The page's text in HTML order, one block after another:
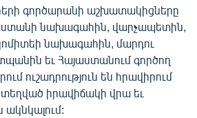
գործարանի աշխատակիցները
նախագահին, վարչապետին,
նախագահին, մարդու
եւ Հայաստանում գործող
ուշադրություն են հրավիրում
իրավիճակի վրա եւ
ակնկալում: